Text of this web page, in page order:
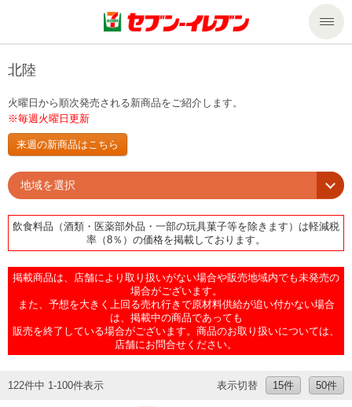
商品のご案内
商品のご案内トップ
今週の新商品
来週の新商品
商品カテゴリ一覧
セブンプレミアム
食の安全・安心への取組み
セール・キャンペーン
サービス
サービストップ
マルチコピー機でできること
マルチコピー機でできることトップ
便利なサービス
企業情報
企業情報トップ
ごあいさつ
私たちの取組み
サステナビリティトップ
セブン＆アイ・ホールディングスの重点課題
北陸
火曜日から順次発売される新商品をご紹介します。
※毎週火曜日更新
来週の新商品はこちら
地域を選択
飲食料品（酒類・医薬部外品・一部の玩具菓子等を除きます）は軽減税
率（8％）の価格を掲載しております。
掲載商品は、店舗により取り扱いがない場合や販売地域内でも未発売の
場合がございます。
また、予想を大きく上回る売れ行きで原材料供給が追い付かない場合
は、掲載中の商品であっても
販売を終了している場合がございます。商品のお取り扱いについては、
店舗にお問合せください。
122件中 1-100件表示 表示切替 15件 50件